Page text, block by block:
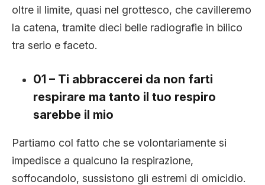
oltre il limite, quasi nel grottesco, che cavilleremo
la catena, tramite dieci belle radiografie in bilico
tra serio e faceto.
01 – Ti abbraccerei da non farti
respirare ma tanto il tuo respiro
sarebbe il mio
Partiamo col fatto che se volontariamente si
impedisce a qualcuno la respirazione,
soffocandolo, sussistono gli estremi di omicidio.